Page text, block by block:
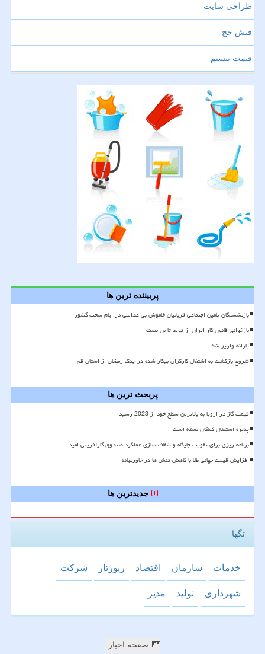
طراحی سایت
فیش حج
قیمت بیسیم
پربیننده ترین ها
بازنشستگان تأمین اجتماعی قربانیان خاموش بی عدالتی در ایام سخت کشور
بازخوانی قانون کار ایران از تولد تا بن بست
یارانه واریز شد
شروع بازگشت به اشتغال کارگران بیکار شده در جنگ رمضان از استان قم
پربحث ترین ها
قیمت گاز در اروپا به بالاترین سطح خود از 2023 رسید
پنجره استقلال کماکان بسته است
برنامه ریزی برای تقویت جایگاه و شفاف سازی عملکرد صندوق کارآفرینی امید
افزایش قیمت جهانی طلا با کاهش تنش ها در خاورمیانه
جدیدترین ها
تگها
خدمات سازمان اقتصاد رپورتاژ شركت
شهرداری تولید مدیر
صفحه اخبار